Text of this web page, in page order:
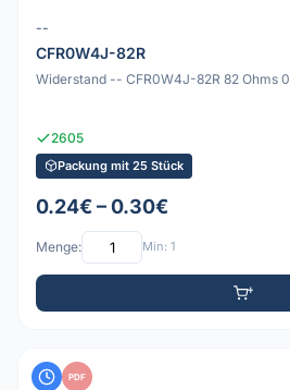
--
CFR0W4J-82R
Widerstand -- CFR0W4J-82R 82 Ohms
2605
Packung mit 25 Stück
0.24€ – 0.30€
Menge: Min: 1
PDF